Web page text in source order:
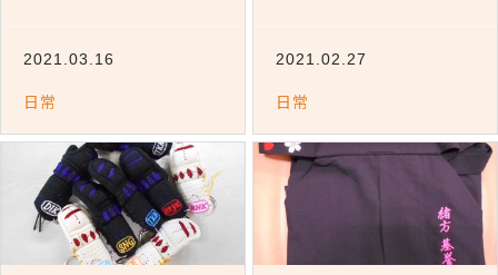
2021.03.16
日常
2021.02.27
日常